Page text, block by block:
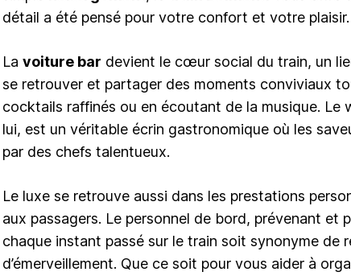
détail a été pensé pour votre confort et votre plaisir.
La voiture bar devient le cœur social du train, un
se retrouver et partager des moments conviviaux
cocktails raffinés ou en écoutant de la musique. Le
lui, est un véritable écrin gastronomique où les
par des chefs talentueux.
Le luxe se retrouve aussi dans les prestations
aux passagers. Le personnel de bord, prévenant et
chaque instant passé sur le train soit synonyme de
d’émerveillement. Que ce soit pour vous aider à